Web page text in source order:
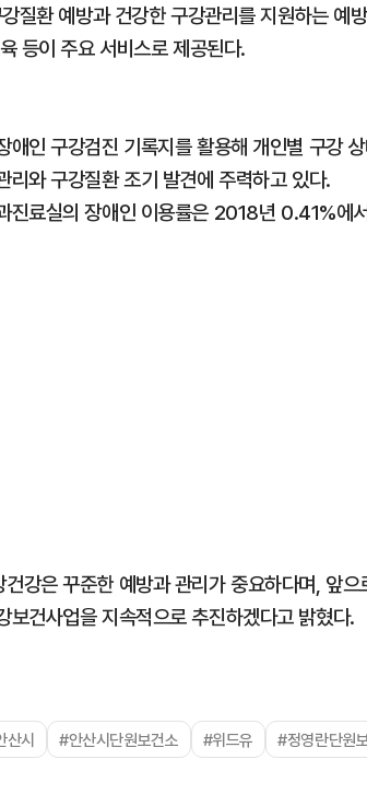
질환 예방과 건강한 구강관리를 지원하는 예
등이 주요 서비스로 제공된다.
애인 구강검진 기록지를 활용해 개인별 구강
리와 구강질환 조기 발견에 주력하고 있다.
진료실의 장애인 이용률은 2018년 0.41%
강은 꾸준한 예방과 관리가 중요하다며, 앞
보건사업을 지속적으로 추진하겠다고 밝혔다.
산시 #안산시단원보건소 #위드유 #정영란단원